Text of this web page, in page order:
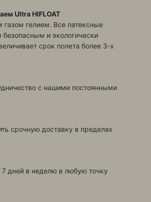
Ultra HIFLOAT
гелием. Все латексные
и экологически
срок полета более 3-х
с нашими постоянными
срочную доставку в пределах
7 дней в неделю в любую точку